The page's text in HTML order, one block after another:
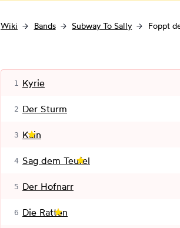
Wiki Bands Subway To Sally Foppt
1 Kyrie
2 Der Sturm
3 Kain
4 Sag dem Teufel
5 Der Hofnarr
6 Die Ratten